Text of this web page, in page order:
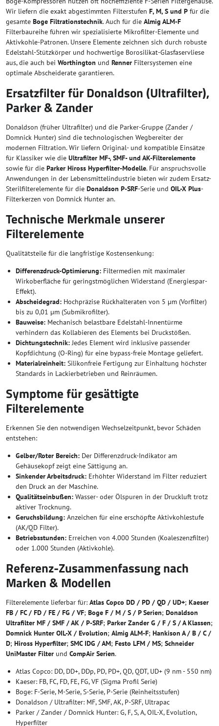
Wir liefern die exakt abgestimmten Filterstufen F, M, S und P für die
gesamte Boge Filtrationstechnik. Auch für die Almig ALM-F
Filterbaureihe führen wir spezialisierte Mikrofilter-Elemente und
Aktivkohle-Patronen. Unsere Elemente zeichnen sich durch robuste
Edelstahl-Stützkörper und hochwertige Borosilikat-Glasfaservliese
aus, die auch bei Worthington und Renner Filtersystemen eine
optimale Abscheiderate garantieren.
Ersatzfilter für Donaldson (Ultrafilter),
Parker & Zander
Donaldson (früher Ultrafilter) und die Parker-Gruppe (Zander /
Domnick Hunter) sind die technologischen Wegbereiter der
modernen Filtration. Wir liefern Original- und kompatible Einsätze
für Klassiker wie die Ultrafilter MF-, SMF- und AK-Filterelemente
sowie für die Parker Hiross Hyperfilter-Modelle. Für anspruchsvolle
Anwendungen in der Lebensmittelindustrie bieten wir zudem Ersatz-
Sterilfilterelemente für die Donaldson P-SRF-Serie und OIL-X Plus-
Filterkerzen von Domnick Hunter an.
Technische Merkmale unserer
Filterelemente
Qualitätsteile für die langfristige Kostensenkung:
Differenzdruck-Optimierung: Filtermedien mit maximaler
Wirkoberfläche für geringstmöglichen Widerstand (Energiespar-
Effekt).
Abscheidegrad: Hochpräzise Rückhalteraten von 5 µm (Vorfilter)
bis zu 0,01 µm (Submikrofilter).
Bauweise: Mechanisch belastbare Edelstahl-Innentürme
verhindern das Kollabieren des Elements bei Druckstößen.
Dichtungstechnik:Jedes Element wird inklusive passender
Kopfdichtung (O-Ring) für eine bypass-freie Montage geliefert.
Materialreinheit: Silikonfreie Fertigung zur Einhaltung höchster
Standards in Lackierbetrieben und Reinräumen.
Symptome für gesättigte
Filterelemente
Erkennen Sie den notwendigen Wechselzeitpunkt, bevor Schäden
entstehen:
Gelber/Roter Bereich: Der Differenzdruck-Indikator am
Gehäusekopf zeigt eine Sättigung an.
Sinkender Arbeitsdruck: Erhöhter Widerstand im Filter reduziert
den Druck an der Maschine.
Qualitätseinbußen: Wasser- oder Ölspuren in der Druckluft trotz
aktiver Trocknung.
Geruchsbildung: Anzeichen für eine erschöpfte Aktivkohlestufe
(AK/QD Filter).
Betriebsstunden: Erreichen von 4.000 Stunden (Koaleszenzfilter)
oder 1.000 Stunden (Aktivkohle).
Referenz-Zusammenfassung nach
Marken & Modellen
Filterelemente lieferbar für: Atlas Copco DD / PD / QD / UD+; Kaeser
FB / FC / FD / FE / FG / VF; Boge F / M / S / P Serien; Donaldson
Ultrafilter MF / SMF / AK / P-SRF; Parker Zander G / F / S / A Klassen;
Domnick Hunter OIL-X / Evolution; Almig ALM-F; Hankison A / B / C /
D; Hiross Hyperfilter; SMC IDG / AM; Festo LFM / MS; Schneider
UniMaster Filter und CompAir Serien.
Atlas Copco: DD, DD+, DDp, PD, PD+, QD, QDT, UD+ (9 nm - 550 nm)
Kaeser: FB, FC, FD, FE, FG, VF (Sigma Profil Serie)
Boge: F-Serie, M-Serie, S-Serie, P-Serie (Reinheitsstufen)
Donaldson / Ultrafilter: MF, SMF, AK, P-SRF, Ultrapac
Parker / Zander / Domnick Hunter: G, F, S, A, OIL-X, Evolution,
Hyperfilter